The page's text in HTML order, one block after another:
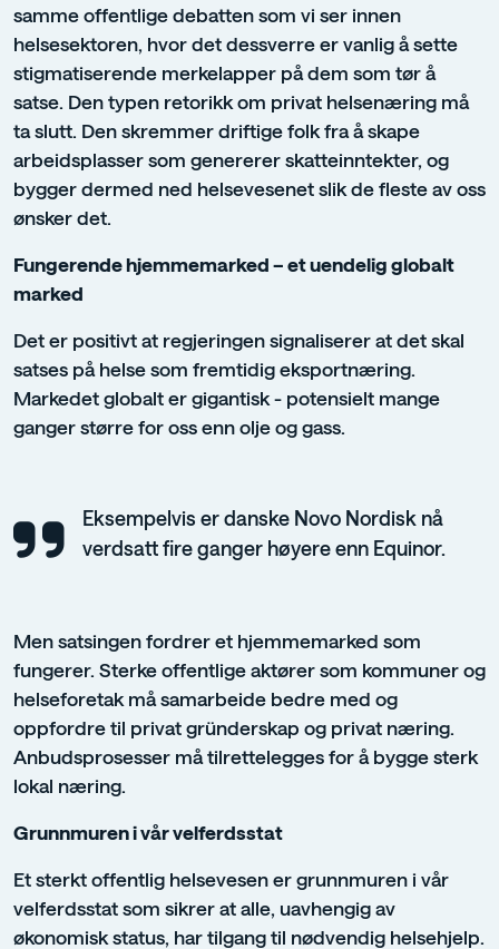
samme offentlige debatten som vi ser innen
helsesektoren, hvor det dessverre er vanlig å sette
stigmatiserende merkelapper på dem som tør å
satse. Den typen retorikk om privat helsenæring må
ta slutt. Den skremmer driftige folk fra å skape
arbeidsplasser som genererer skatteinntekter, og
bygger dermed ned helsevesenet slik de fleste av oss
ønsker det.
Fungerende hjemmemarked – et uendelig globalt
marked
Det er positivt at regjeringen signaliserer at det skal
satses på helse som fremtidig eksportnæring.
Markedet globalt er gigantisk - potensielt mange
ganger større for oss enn olje og gass.
Eksempelvis er danske Novo Nordisk nå
verdsatt fire ganger høyere enn Equinor.
Men satsingen fordrer et hjemmemarked som
fungerer. Sterke offentlige aktører som kommuner og
helseforetak må samarbeide bedre med og
oppfordre til privat gründerskap og privat næring.
Anbudsprosesser må tilrettelegges for å bygge sterk
lokal næring.
Grunnmuren i vår velferdsstat
Et sterkt offentlig helsevesen er grunnmuren i vår
velferdsstat som sikrer at alle, uavhengig av
økonomisk status, har tilgang til nødvendig helsehjelp.